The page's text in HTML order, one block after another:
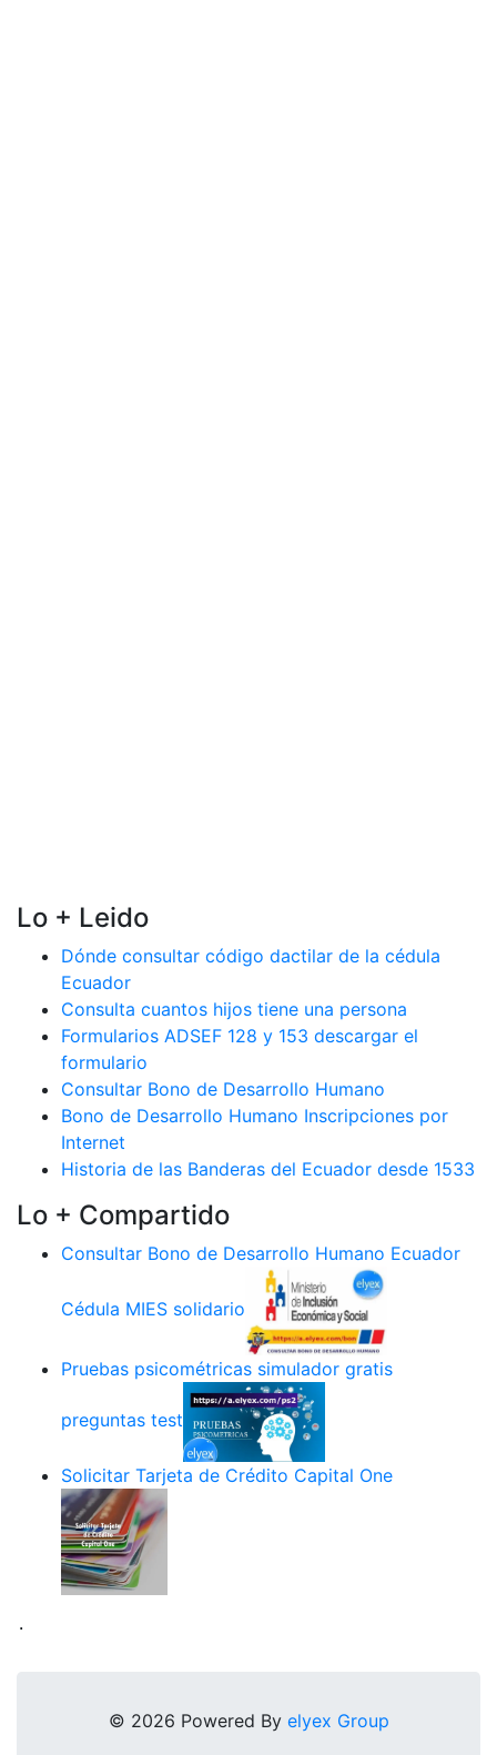
Lo + Leido
Dónde consultar código dactilar de la cédula
Ecuador
Consulta cuantos hijos tiene una persona
Formularios ADSEF 128 y 153 descargar el
formulario
Consultar Bono de Desarrollo Humano
Bono de Desarrollo Humano Inscripciones por
Internet
Historia de las Banderas del Ecuador desde 1533
Lo + Compartido
Consultar Bono de Desarrollo Humano Ecuador
Cédula MIES solidario
Pruebas psicométricas simulador gratis
preguntas test
Solicitar Tarjeta de Crédito Capital One
.
© 2026 Powered By elyex Group